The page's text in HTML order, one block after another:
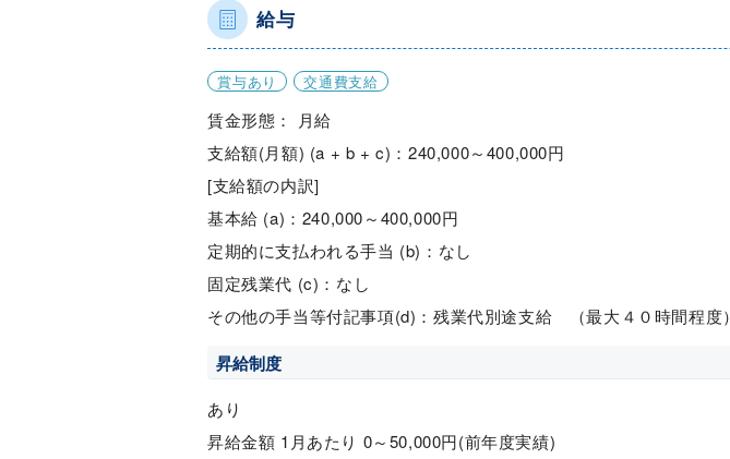
給与
賞与あり 交通費支給
賃金形態： 月給
支給額(月額) (a + b + c)：240,000～400,000円
[支給額の内訳]
基本給 (a)：240,000～400,000円
定期的に支払われる手当 (b)：なし
固定残業代 (c)：なし
その他の手当等付記事項(d)：残業代別途支給 （最大４０時間程度）
昇給制度
あり
昇給金額 1月あたり 0～50,000円(前年度実績)